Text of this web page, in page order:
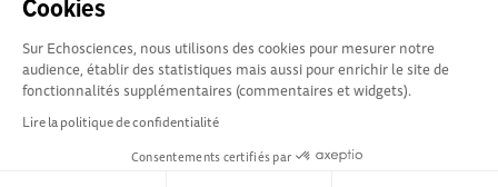
Cookies
Sur Echosciences, nous utilisons des cookies pour mesurer notre
audience, établir des statistiques mais aussi pour enrichir le site de
fonctionnalités supplémentaires (commentaires et widgets).
Lire la politique de confidentialité
Consentements certifiés par